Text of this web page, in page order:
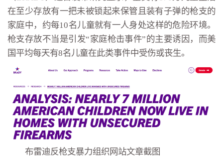
在至少存放有一把未被锁起来保管且装有子弹的枪支的
家庭中，约每10名儿童就有一人身处这样的危险环境。
枪支存放不当是引发“家庭枪击事件”的主要诱因，而美
国平均每天有8名儿童在此类事件中受伤或丧生。
布雷迪反枪支暴力组织网站文章截图